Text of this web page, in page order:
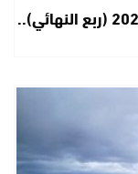
كأس أمم إفريقيا للسيدات – المغرب 2026 (ربع النهائي)..